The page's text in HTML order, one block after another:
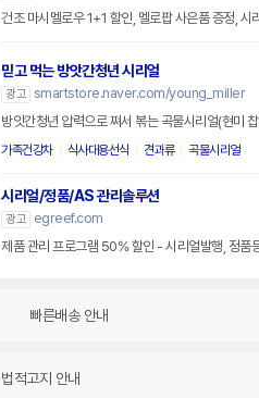
건조 마시멜로우 1+1 할인, 멜로팝 사은품 증정, 시
믿고 먹는 방앗간청년 시리얼
광고 smartstore.naver.com/young_miller
방앗간청년 압력으로 쪄서 볶는 곡물시리얼(현미
가족건강차 식사대용선식 견과류 곡물시리얼
시리얼/정품/AS 관리솔루션
광고
egreef.com
제품 관리 프로그램 50% 할인 - 시리얼발행, 정품
빠른배송 안내
법적고지 안내